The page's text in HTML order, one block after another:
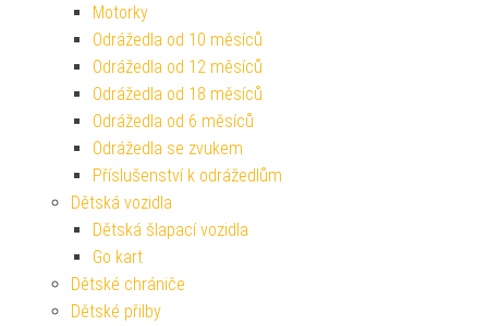
Motorky
Odrážedla od 10 měsíců
Odrážedla od 12 měsíců
Odrážedla od 18 měsíců
Odrážedla od 6 měsíců
Odrážedla se zvukem
Příslušenství k odrážedlům
Dětská vozidla
Dětská šlapací vozidla
Go kart
Dětské chrániče
Dětské přilby